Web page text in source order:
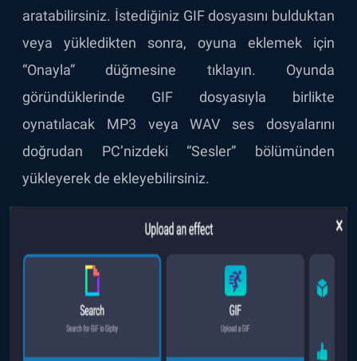
aratabilirsiniz. İstediğiniz GIF dosyasını bulduktan
veya yükledikten sonra, oyuna eklemek için
“Onayla” düğmesine tıklayın. Oyunda
göründüklerinde GIF dosyasıyla birlikte
oynatılacak MP3 veya WAV ses dosyalarını
doğrudan PC’nizdeki “Sesler” bölümünden
yükleyerek de ekleyebilirsiniz.